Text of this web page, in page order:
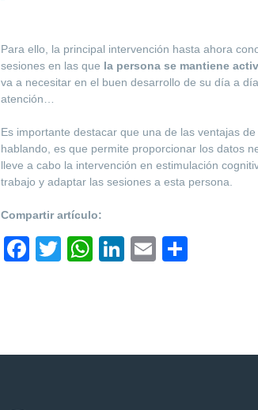
Para ello, la principal intervención hasta ahora
sesiones en las que la persona se mantiene
va a necesitar en el buen desarrollo de su día a
atención…
Es importante destacar que una de las ventajas
hablando, es que permite proporcionar los datos
lleve a cabo la intervención en estimulación
trabajo y adaptar las sesiones a esta persona.
Compartir artículo:
F
b
T
W
A
Li
dI
E